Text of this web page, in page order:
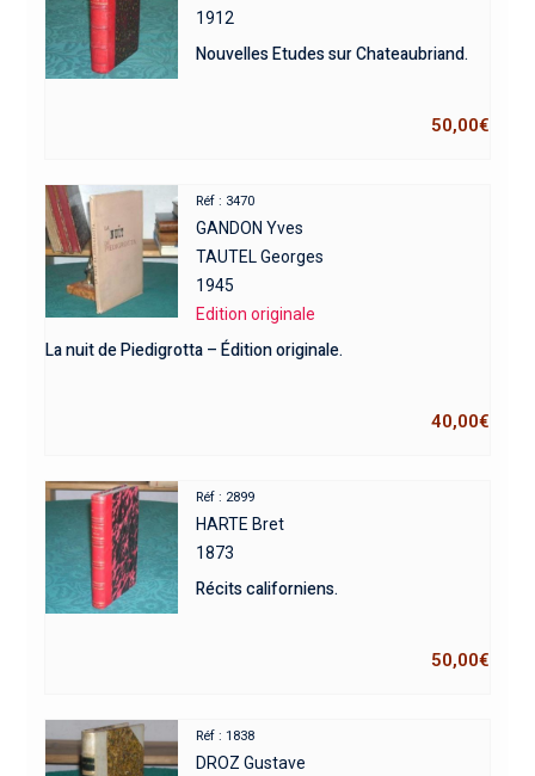
1912
Nouvelles Etudes sur Chateaubriand.
50,00€
Réf : 3470
GANDON Yves
TAUTEL Georges
1945
Edition originale
La nuit de Piedigrotta – Édition originale.
40,00€
Réf : 2899
HARTE Bret
1873
Récits californiens.
50,00€
Réf : 1838
DROZ Gustave